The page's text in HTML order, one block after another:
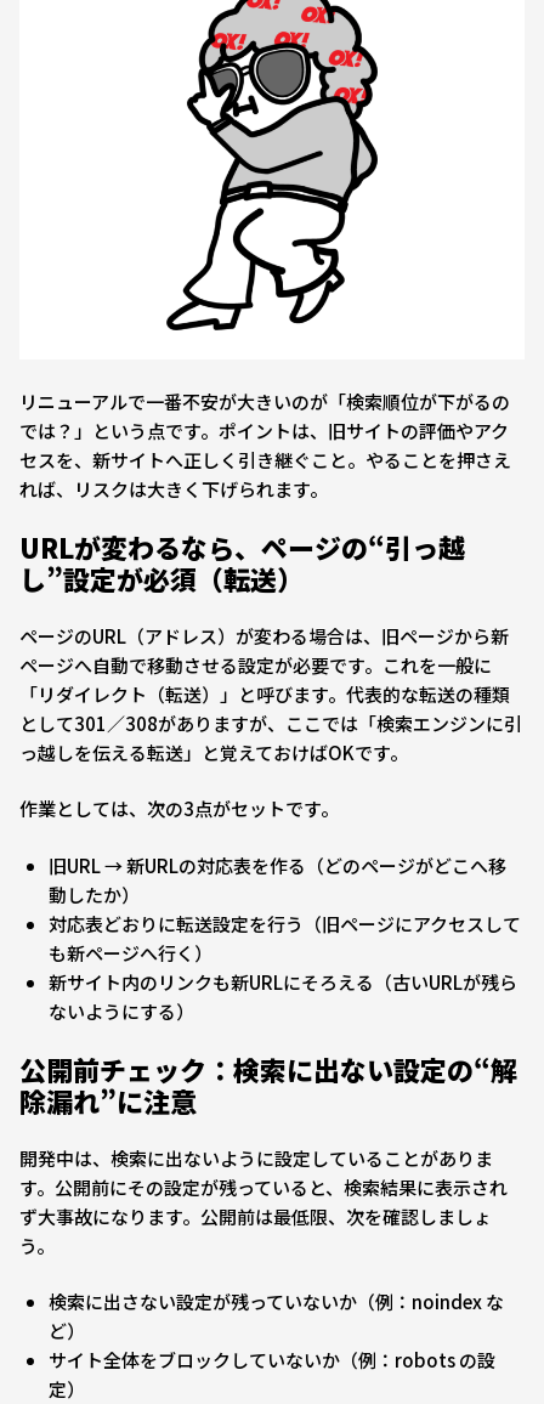
リニューアルで一番不安が大きいのが「検索順位が下がるの
では？」という点です。ポイントは、旧サイトの評価やアク
セスを、新サイトへ正しく引き継ぐこと。やることを押さえ
れば、リスクは大きく下げられます。
URLが変わるなら、ページの“引っ越
し”設定が必須（転送）
ページのURL（アドレス）が変わる場合は、旧ページから新
ページへ自動で移動させる設定が必要です。これを一般に
「リダイレクト（転送）」と呼びます。代表的な転送の種類
として301／308がありますが、ここでは「検索エンジンに引
っ越しを伝える転送」と覚えておけばOKです。
作業としては、次の3点がセットです。
旧URL → 新URLの対応表を作る（どのページがどこへ移
動したか）
対応表どおりに転送設定を行う（旧ページにアクセスして
も新ページへ行く）
新サイト内のリンクも新URLにそろえる（古いURLが残ら
ないようにする）
公開前チェック：検索に出ない設定の“解
除漏れ”に注意
開発中は、検索に出ないように設定していることがありま
す。公開前にその設定が残っていると、検索結果に表示され
ず大事故になります。公開前は最低限、次を確認しましょ
う。
検索に出さない設定が残っていないか（例：noindex な
ど）
サイト全体をブロックしていないか（例：robots の設
定）